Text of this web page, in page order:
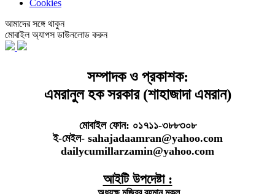
Cookies
আমাদের সঙ্গে থাকুন
মোবাইল অ্যাপস ডাউনলোড করুন
সম্পাদক ও প্রকাশক:
এমরানুল হক সরকার (শাহাজাদা এমরান)
মোবাইল ফোন: ০১৭১১-৩৮৮৩০৮
ই-মেইল- sahajadaamran@yahoo.com
dailycumillarzamin@yahoo.com
আইটি উপদেষ্টা :